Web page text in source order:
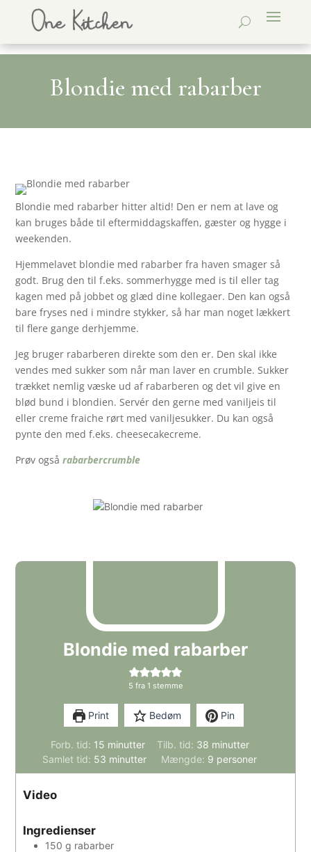
Blondie med rabarber
Blondie med rabarber hitter altid! Den er nem at lave og
kan bruges både til eftermiddagskaffen, gæster og hygge i
weekenden.
Hjemmelavet blondie med rabarber fra haven smager så
godt. Brug den til f.eks. sommerhygge med is til eller tag
kagen med på jobbet og glæd dine kollegaer. Den kan også
bare fryses ned i mindre stykker, så har man noget lækkert
til flere gange derhjemme.
Jeg bruger rabarberen direkte som den er. Den skal ikke
vendes med sukker som når man laver en crumble. Sukker
trækket nemlig væske ud af rabarberen og det vil give en
blød bund i blondien. Servér den gerne med vaniljeis til
eller creme fraiche rørt med vaniljesukker. Du kan også
pynte den med f.eks. cheesecakecreme.
Prøv ogsårabarbercrumble
Blondie med rabarber
5 fra 1 stemme
Print Bedøm Pin
Forb. tid: 15minutter
minutter Tilb. tid: 38minutter
minutter
Samlet tid: 53 minutter
minutter Mængde: 9 personer
Video
Ingredienser
150 g rabarber